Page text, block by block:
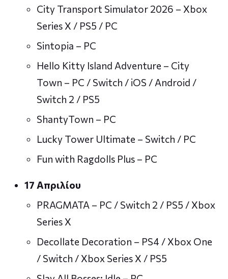
City Transport Simulator 2026 – Xbox
Series X / PS5 / PC
Sintopia – PC
Hello Kitty Island Adventure – City
Town – PC / Switch / iOS / Android /
Switch 2 / PS5
ShantyTown – PC
Lucky Tower Ultimate – Switch / PC
Fun with Ragdolls Plus – PC
17 Απριλίου
PRAGMATA – PC / Switch 2 / PS5 / Xbox
Series X
Decollate Decoration – PS4 / Xbox One
/ Switch / Xbox Series X / PS5